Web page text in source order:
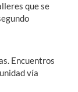
que se
Encuentros
vía